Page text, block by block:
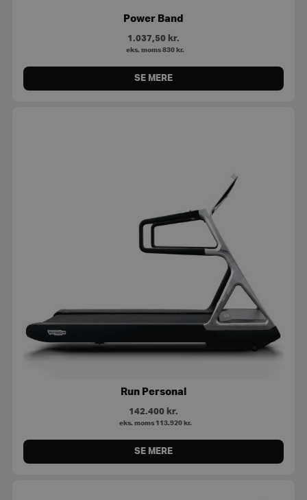
Power Band
1.037,50 kr.
eks. moms 830 kr.
SE MERE
Run Personal
142.400 kr.
eks. moms 113.920 kr.
SE MERE